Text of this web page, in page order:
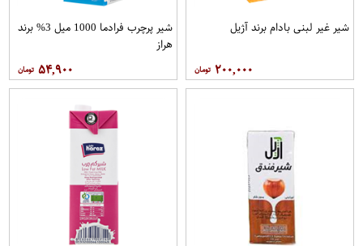
شیر غیر لبنی بادام برند آژیل
۲۰۰,۰۰۰
شیر پرچرب فرادما 1000 میل 3% برند
هراز
۵۴,۹۰۰